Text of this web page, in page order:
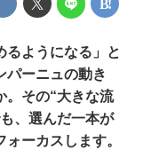
るようになる」と
パーニュの動き
その“大きな流
、選んだ一本が
ーカスします。